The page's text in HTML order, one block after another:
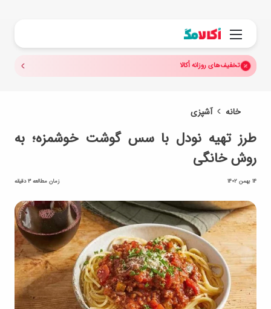
منو
تخفیف‌های روزانه اُکالا
خانه آشپزی
طرز تهیه نودل با سس گوشت خوشمزه؛ به
روش خانگی
14 بهمن 1402 زمان مطالعه 3 دقیقه